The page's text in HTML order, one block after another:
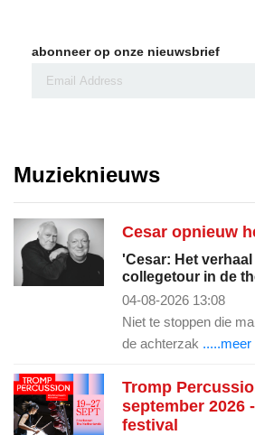
abonneer op onze nieuwsbrief
Muzieknieuws
Cesar opnieuw
'Cesar: Het
collegetour in de
04-08-2026 13:08
Niet te stoppen die
de achterzak .....meer
Tromp
september 2026
festival